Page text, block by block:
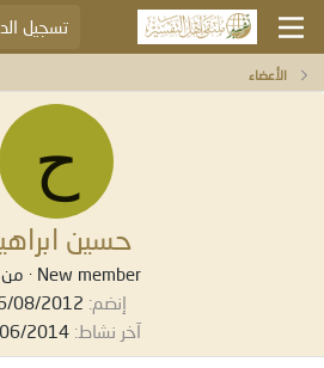
تسجيل
الأعضاء
ح
حسين
New member
· من
إنضم 08/2012
آخر نشاط 2014